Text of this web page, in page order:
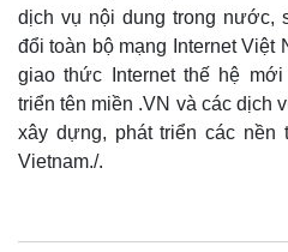
Doanh nghiệp
Doanh nhân
dịch vụ nội dung trong nước,
đổi toàn bộ mạng Internet Việt
giao thức Internet thế hệ
triển tên miền .VN và các dịch
xây dựng, phát triển các nền
Vietnam./.